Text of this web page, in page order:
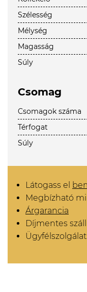
Szélesség
Mélység
Magasság
Súly
Csomag
Csomagok száma
Térfogat
Súly
Látogass el
Megbízható
Árgarancia
Díjmentes